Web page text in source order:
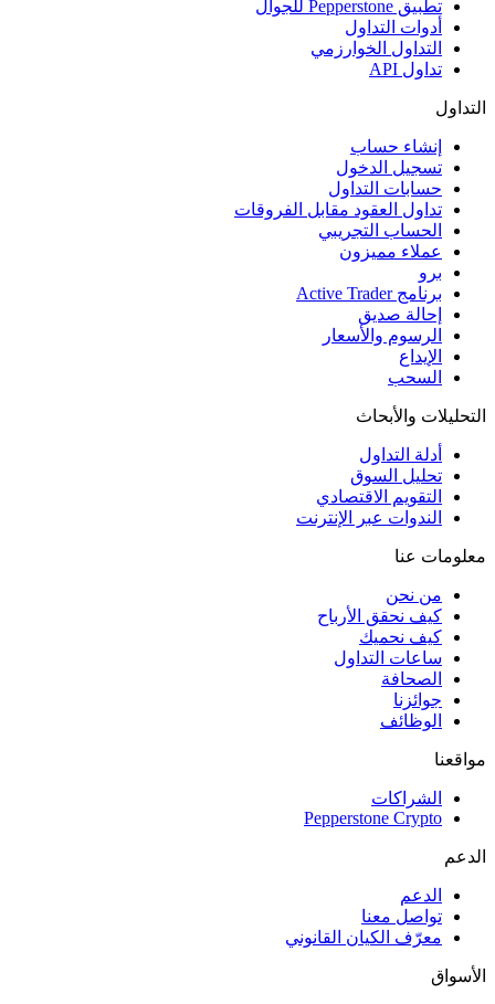
تطبيق Pepperstone للجوال
أدوات التداول
التداول الخوارزمي
تداول API
التداول
إنشاء حساب
تسجيل الدخول
حسابات التداول
تداول العقود مقابل الفروقات
الحساب التجريبي
عملاء مميزون
برو
برنامج Active Trader
إحالة صديق
الرسوم والأسعار
الإيداع
السحب
التحليلات والأبحاث
أدلة التداول
تحليل السوق
التقويم الاقتصادي
الندوات عبر الإنترنت
معلومات عنا
من نحن
كيف نحقق الأرباح
كيف نحميك
ساعات التداول
الصحافة
جوائزنا
الوظائف
مواقعنا
الشراكات
Pepperstone Crypto
الدعم
الدعم
تواصل معنا
معرّف الكيان القانوني
الأسواق